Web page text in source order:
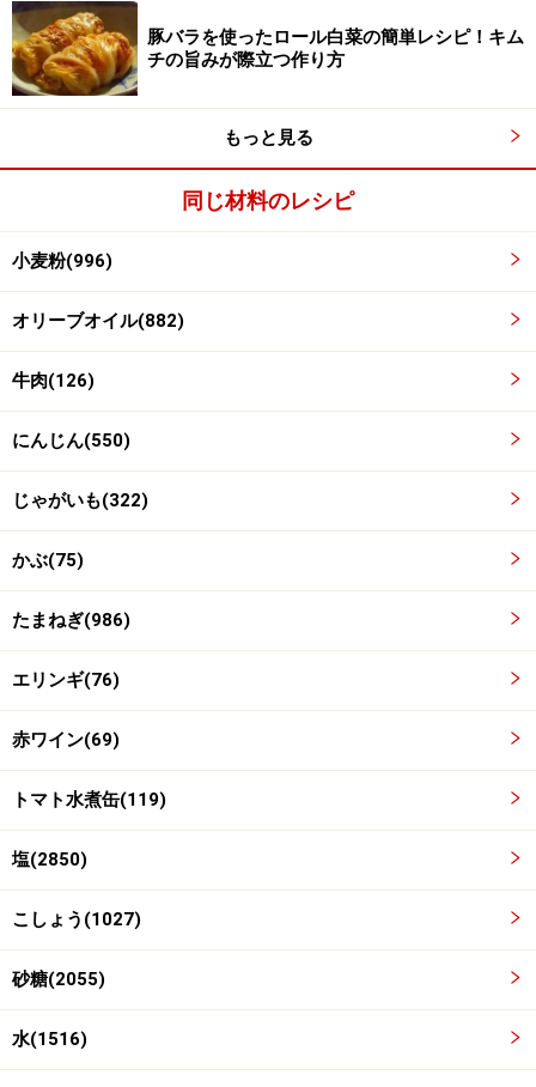
材料を切り、鍋に加えて混ぜ合わせる。
じゃがいもは皮をむき、大きさによって1/4～1/2に切
る。かぶは1/4に切り、エリンギは一口大に切る。これ
豚バラを使ったロール白菜の簡単レシピ！キム
チの旨みが際立つ作り方
もっと見る
同じ材料のレシピ
小麦粉(996)
オリーブオイル(882)
牛肉(126)
にんじん(550)
じゃがいも(322)
かぶ(75)
たまねぎ(986)
エリンギ(76)
赤ワイン(69)
トマト水煮缶(119)
塩(2850)
こしょう(1027)
砂糖(2055)
水(1516)